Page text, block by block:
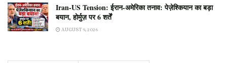
Iran-US Tension: ईरान-अमेरिका तनाव: पेज़ेश्कियान का बड़ा
बयान, होर्मुज़ पर 6 शर्तें
AUGUST 9, 2026